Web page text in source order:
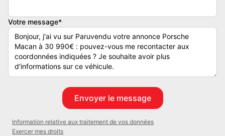
Véhicule visible uniquement sur rendez vous :
Captain Cars
17 Bis route de lalande
Votre message*
Information relative aux traitement de vos données
Exercer mes droits